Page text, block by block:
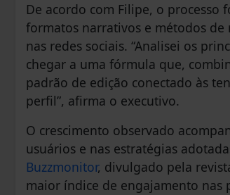
De acordo com Filipe, o processo
formatos narrativos e métodos
nas redes sociais. “Analisei os
chegar a uma fórmula que,
padrão de edição conectado às
perfil”, afirma o executivo.
O crescimento observado
usuários e nas estratégias
Buzzmonitor, divulgado pela
maior índice de engajamento nas